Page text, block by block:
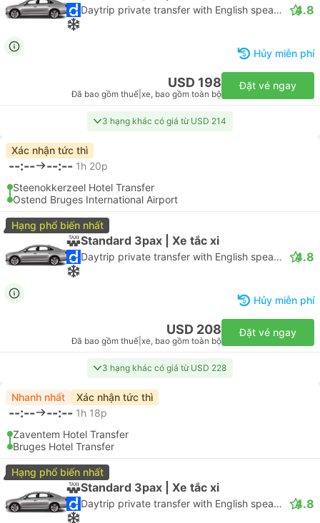
Daytrip private transfer with English speaking driver 4.8
Hủy miễn phí
USD 198
Đã bao gồm thuế xe, bao gồm toàn bộ
Đặt vé ngay
3 hạng khác có giá từ USD 214
Xác nhận tức thì
--:-- --:-- 1h 20p
Steenokkerzeel Hotel Transfer
Ostend Bruges International Airport
Hạng phổ biến nhất
Standard 3pax | Xe tắc xi
Daytrip private transfer with English speaking driver 4.8
Hủy miễn phí
USD 208
Đã bao gồm thuế xe, bao gồm toàn bộ
Đặt vé ngay
3 hạng khác có giá từ USD 228
Nhanh nhất Xác nhận tức thì
--:-- --:-- 1h 18p
Zaventem Hotel Transfer
Bruges Hotel Transfer
Hạng phổ biến nhất
Standard 3pax | Xe tắc xi
Daytrip private transfer with English speaking driver 4.8